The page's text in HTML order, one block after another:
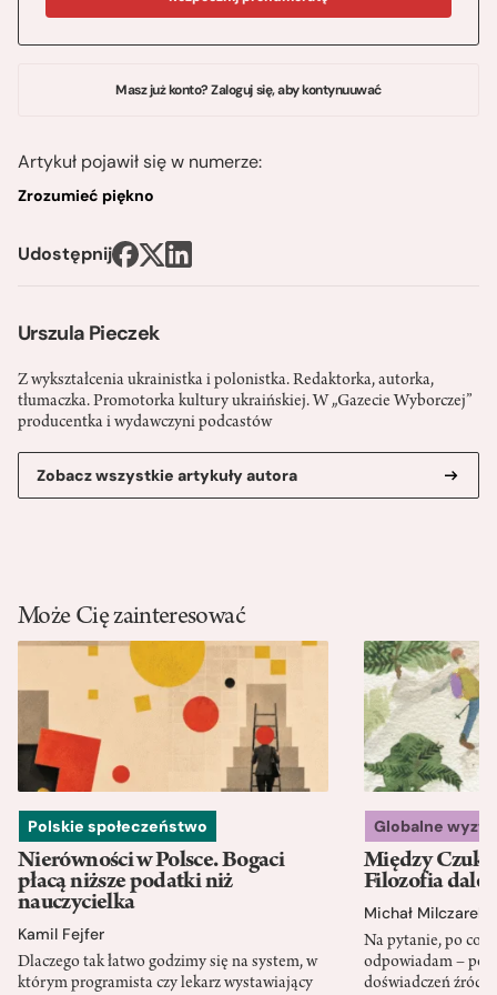
Urszula Pieczek
Z wykształcenia ukrainistka i polonistka. Redaktorka, autorka,
tłumaczka. Promotorka kultury ukraińskiej. W „Gazecie Wyborczej”
producentka i wydawczyni podcastów
Zobacz wszystkie artykuły autora
Masz już konto? Zaloguj się, aby kontynuuwać
Artykuł pojawił się w numerze:
Zrozumieć piękno
Udostępnij
Może Cię zainteresować
Polskie społeczeństwo
Nierówności w Polsce. Bogaci
płacą niższe podatki niż
nauczycielka
Kamil Fejfer
Dlaczego tak łatwo godzimy się na system, w
którym programista czy lekarz wystawiający
Globalne
Między
Filozofia
Michał Milczarek
Na pytanie, po co
odpowiadam – po
doświadczeń